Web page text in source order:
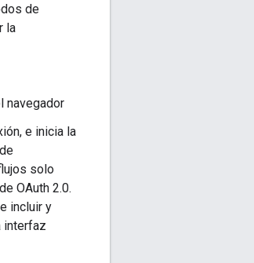
de
la
navegador
e inicia la
solo
OAuth 2.0.
incluir y
interfaz